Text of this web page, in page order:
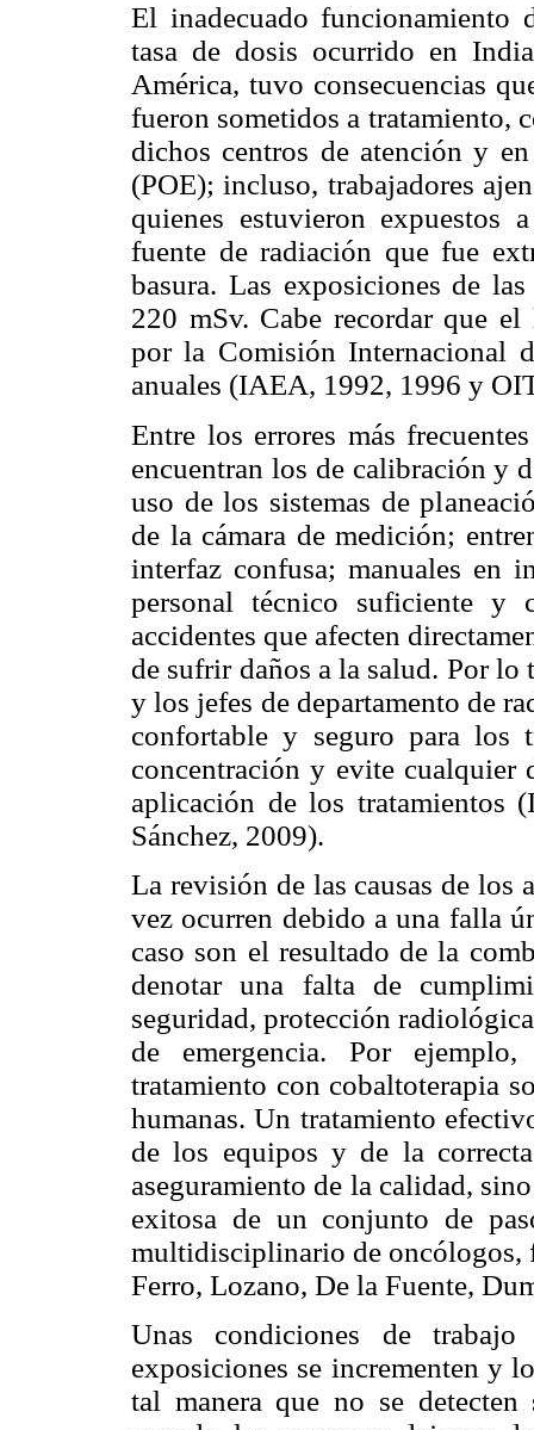
El inadecuado funcionamiento
tasa de dosis ocurrido en
América, tuvo consecuencias
fueron sometidos a tratamiento,
dichos centros de atención y
(POE); incluso, trabajadores
quienes estuvieron expuestos
fuente de radiación que fue
basura. Las exposiciones de
220 mSv. Cabe recordar que
por la Comisión Internacional
anuales (IAEA, 1992, 1996 y
Entre los errores más
encuentran los de calibración y
uso de los sistemas de
de la cámara de medición;
interfaz confusa; manuales en
personal técnico suficiente y
accidentes que afecten
de sufrir daños a la salud. Por
y los jefes de departamento de
confortable y seguro para los
concentración y evite
aplicación de los
Sánchez, 2009).
La revisión de las causas de los
vez ocurren debido a una falla
caso son el resultado de la
denotar una falta de
seguridad, protección
de emergencia. Por
tratamiento con cobaltoterapia
humanas. Un tratamiento
de los equipos y de la
aseguramiento de la calidad,
exitosa de un conjunto de
multidisciplinario de oncólogos,
Ferro, Lozano, De la Fuente,
Unas condiciones de
exposiciones se incrementen y
tal manera que no se